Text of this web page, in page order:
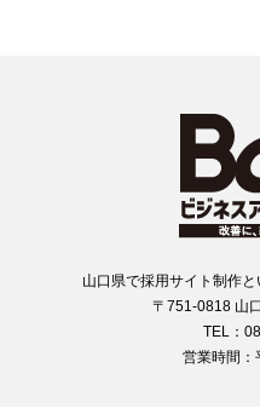
山口県で採用サイト制作
〒751-0818 山
TEL：
営業時間：